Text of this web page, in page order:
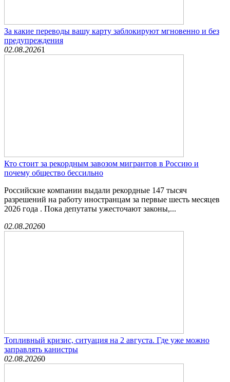
За какие переводы вашу карту заблокируют мгновенно и без
предупреждения
02.08.20261
Кто стоит за рекордным завозом мигрантов в Россию и
почему общество бессильно
Российские компании выдали рекордные 147 тысяч
разрешений на работу иностранцам за первые шесть месяцев
2026 года . Пока депутаты ужесточают законы,...
02.08.20260
Топливный кризис, ситуация на 2 августа. Где уже можно
заправлять канистры
02.08.20260